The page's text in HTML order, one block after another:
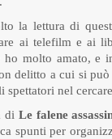
la lettura di
ai telefilm e ai
ho molto amato, e
delitto a cui si
spettatori nel
di Le falene
spunti per